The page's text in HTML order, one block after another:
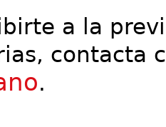
a la
contacta
.